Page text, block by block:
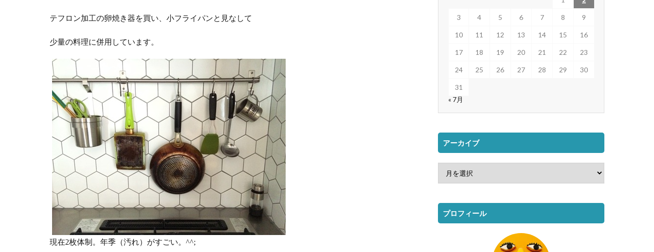
テフロン加工の卵焼き器を買い、小フライパンと見なして
少量の料理に併用しています。
現在2枚体制。年季（汚れ）がすごい。^^;
3 4 5 6 7 8 9
10 11 12 13 14 15 16
17 18 19 20 21 22 23
24 25 26 27 28 29 30
31
« 7月
アーカイブ
プロフィール